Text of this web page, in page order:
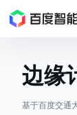
边缘
基于百度交通